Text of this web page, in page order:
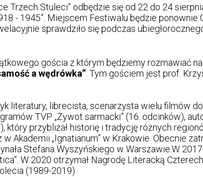
Trzech Stuleci” odbędzie się od 22 do 24
- 1945”. Miejscem Festiwalu będzie ponownie
sprawdziło się podczas
gościa z którym będziemy rozmawiać
a wędrówka” . Tym gościem jest prof.
literatury, librecista, scenarzysta wielu filmów
TVP „Żywot sarmacki” (16. odcinków),
który przybliżał historię i tradycję różnych
Akademii „Ignatianum” w Krakowie. Obecnie
Stefana Wyszyńskiego w Warszawie.W
W 2020 otrzymał Nagrodę Literacką
(1989-2019).